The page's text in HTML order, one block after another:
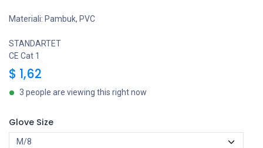
Materiali: Pambuk, PVC
STANDARTET
CE Cat 1
$ 1,62
3 people are viewing this right now
Glove Size